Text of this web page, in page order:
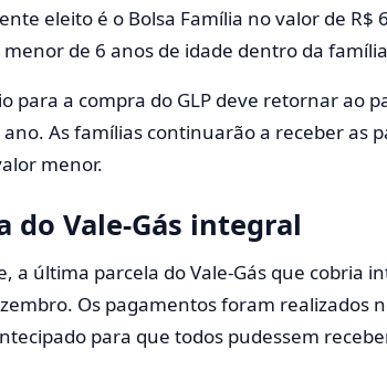
eleito é o Bolsa Família no valor de R$
de 6 anos de idade dentro da
para a compra do GLP deve retornar ao
As famílias continuarão a receber as
menor.
do Vale-Gás integral
a última parcela do Vale-Gás que cobria
Os pagamentos foram realizados
para que todos pudessem